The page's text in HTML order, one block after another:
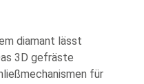
diamant lässt
3D gefräste
für